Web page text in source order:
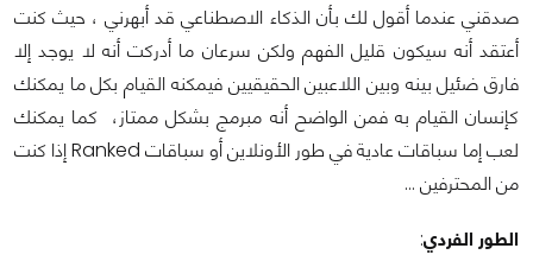
صدقني عندما أقول لك بأن الذكاء الاصطناعي قد أبهرني ، حيث كنت
أعتقد أنه سيكون قليل الفهم ولكن سرعان ما أدركت أنه لا يوجد إلا
فارق ضئيل بينه وبين اللاعبين الحقيقيين فيمكنه القيام بكل ما يمكنك
كإنسان القيام به فمن الواضح أنه مبرمج بشكل ممتاز، كما يمكنك
لعب إما سباقات عادية في طور الأونلاين أو سباقات Ranked إذا كنت
من المحترفين …
الطور الفردي: